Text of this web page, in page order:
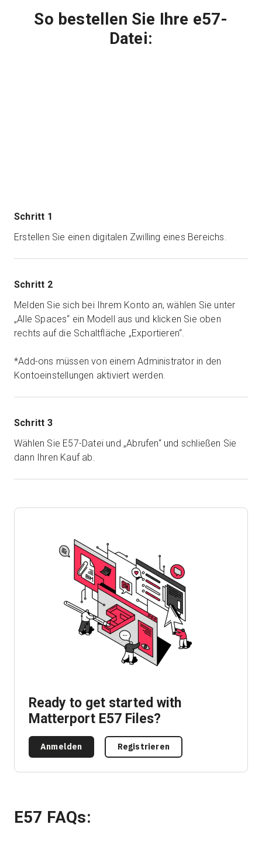
So bestellen Sie Ihre e57-
Datei:
Schritt 1
Erstellen Sie einen digitalen Zwilling eines Bereichs.
Schritt 2
Melden Sie sich bei Ihrem Konto an, wählen Sie unter
„Alle Spaces“ ein Modell aus und klicken Sie oben
rechts auf die Schaltfläche „Exportieren“.
*Add-ons müssen von einem Administrator in den
Kontoeinstellungen aktiviert werden.
Schritt 3
Wählen Sie E57-Datei und „Abrufen“ und schließen Sie
dann Ihren Kauf ab.
Ready to get started with
Matterport E57 Files?
Anmelden Registrieren
E57 FAQs: